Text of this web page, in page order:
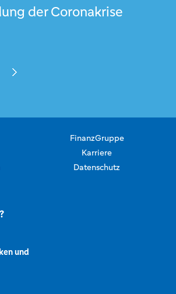
der Coronakrise
FinanzGruppe
Karriere
Datenschutz
und